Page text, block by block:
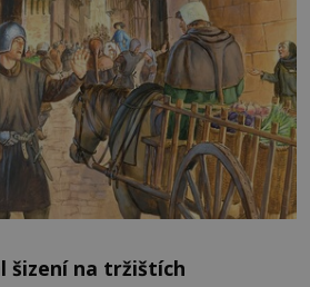
šizení na tržištích